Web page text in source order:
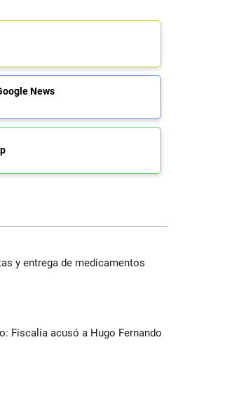
News
y entrega de medicamentos
Fiscalía acusó a Hugo Fernando